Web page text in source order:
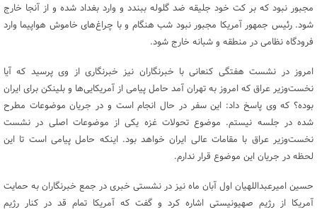
مجبور نبود که بر کت خود جلیقه ضد گلوله ببندد و وارد بغداد شده و از آنجا خارج
شود. رئیس جمهور آمریکا مجبور نبود شب هنگام و با چراغ‌های خاموش هواپیما وارد
فرودگاه نظامی در منطقه و شبانه خارج شود.
امروز در نشست هفتگی کنعانی با خبرنگاران نیز خبرنگاری از وی پرسید که آیا
نخست‌وزیر عراق که امروز به تهران آمد حامل پیامی از آمریکایی‌ها و بلینکن برای ایران
بوده؟ که وی پاسخ داد: این سفر در حال انجام است و در جریان موضوعات مطرح
شده در جلسه نیستم. موضوع تحولات غزه یکی از موضوعات اصلی در نشست
نخست‌وزیر عراق با مقامات عالی ایران خواهد بود. اینکه حامل پیامی است تا این
لحظه در جریان این موضوع قرار ندارم.
حسین امیرعبداللهیان اول آبان ماه نیز در نشستی خبری در جمع خبرنگاران به حمایت
آمریکا از رژیم صهیونیستی اشاره کرد و گفت که آمریکا تمام قد در کنار رژیم